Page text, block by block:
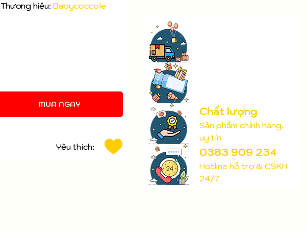
Thương hiệu: Babycoccole
MUA NGAY
Yêu thích:
Chất lượng
Sản phẩm chính hãng,
uy tín
0383 909 234
Hotline hỗ trợ & CSKH
24/7